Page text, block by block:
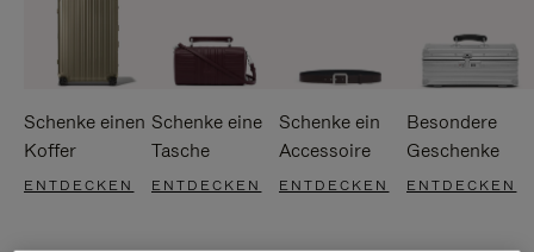
Schenke einen
Koffer
ENTDECKEN
Schenke eine
Tasche
ENTDECKEN
Schenke ein
Accessoire
ENTDECKEN
Besondere
Geschenke
ENTDECKEN